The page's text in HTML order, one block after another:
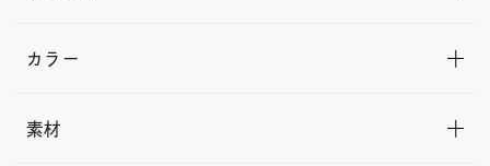
カラー
素材